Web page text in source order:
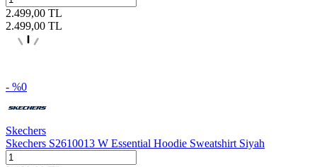
2.499,00 TL
2.499,00 TL
- %0
Skechers
Skechers S2610013 W Essential Hoodie Sweatshirt Siyah